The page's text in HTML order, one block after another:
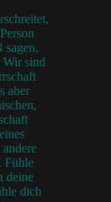
sagen,
Wir sind
aber
Fühle
deine
dich